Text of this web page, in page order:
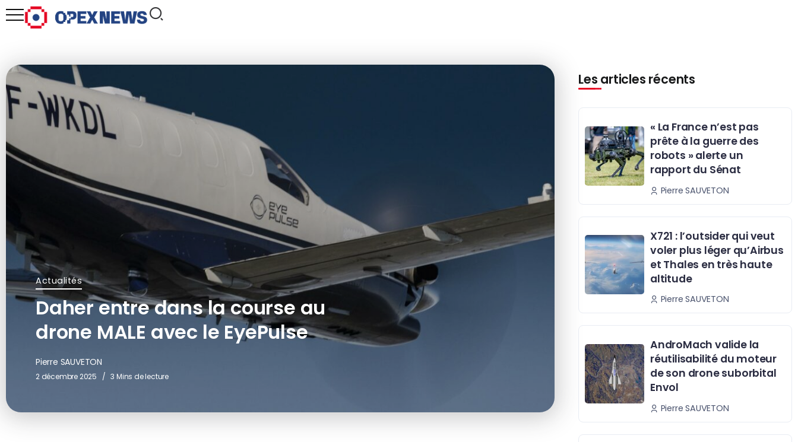
Actualités
Daher entre dans la course au
drone MALE avec le EyePulse
Pierre SAUVETON
2 décembre 2025 3 Mins de lecture
Les articles récents
« La France n’est pas
prête à la guerre des
robots » alerte un
rapport du Sénat
Pierre SAUVETON
X721 : l’outsider qui veut
voler plus léger qu’Airbus
et Thales en très haute
altitude
Pierre SAUVETON
AndroMach valide la
réutilisabilité du moteur
de son drone suborbital
Envol
Pierre SAUVETON